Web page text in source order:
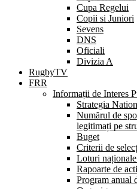
Cupa Regelui
Copii si Juniori
Sevens
DNS
Oficiali
Divizia A
RugbyTV
FRR
Informații de Interes
Strategia
Numărul de
legitimați pe
Buget
Criterii de
Loturi
Rapoarte de
Program anual